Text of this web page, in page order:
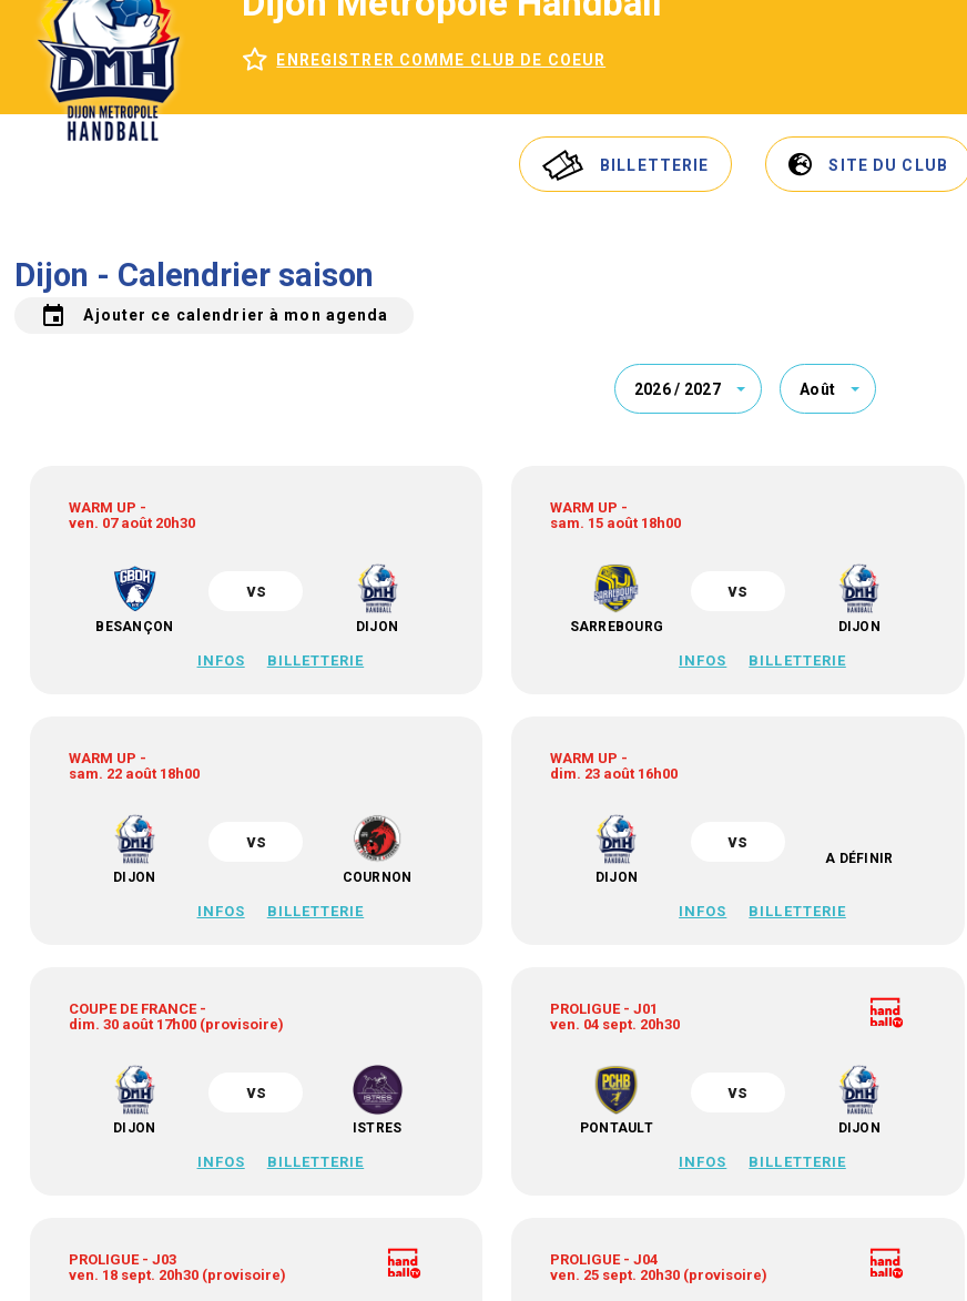
ENREGISTRER COMME CLUB DE COEUR
BILLETTERIE SITE DU CLUB
Dijon - Calendrier saison
event Ajouter ce calendrier à mon agenda
2026 / 2027 Août
WARM UP -
ven. 07 août 20h30
BESANÇON
vs
DIJON
INFOS BILLETTERIE
WARM UP -
sam. 15 août 18h00
SARREBOURG
vs
DIJON
INFOS BILLETTERIE
WARM UP -
sam. 22 août 18h00
DIJON
vs
COURNON
INFOS BILLETTERIE
WARM UP -
dim. 23 août 16h00
DIJON
vs
A DÉFINIR
INFOS BILLETTERIE
COUPE DE FRANCE -
dim. 30 août 17h00 (provisoire)
DIJON
vs
ISTRES
INFOS BILLETTERIE
PROLIGUE - J01
ven. 04 sept. 20h30
PONTAULT
vs
DIJON
INFOS BILLETTERIE
PROLIGUE - J03
ven. 18 sept. 20h30 (provisoire)
PROLIGUE - J04
ven. 25 sept. 20h30 (provisoire)